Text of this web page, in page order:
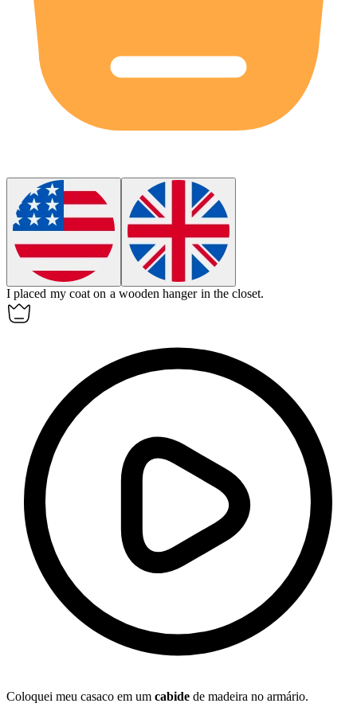
I placed my coat on a woodenhanger in the closet.
Coloquei meu casaco em um cabide de madeira no armário.